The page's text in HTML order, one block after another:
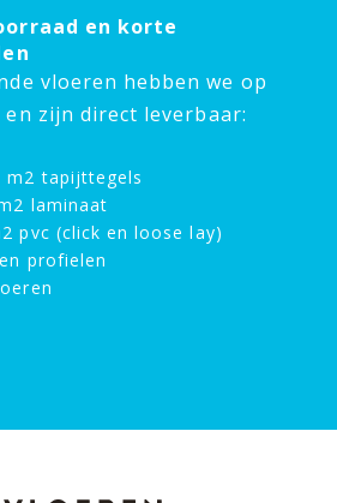
en korte
vloeren hebben we op
zijn direct leverbaar:
m2 tapijttegels
laminaat
pvc (click en loose lay)
profielen